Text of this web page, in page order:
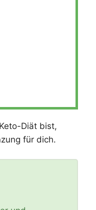
Diät bist,
für dich.